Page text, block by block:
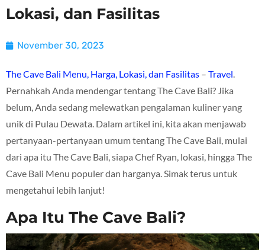
Lokasi, dan Fasilitas
November 30, 2023
The Cave Bali Menu, Harga, Lokasi, dan Fasilitas – Travel.
Pernahkah Anda mendengar tentang The Cave Bali? Jika
belum, Anda sedang melewatkan pengalaman kuliner yang
unik di Pulau Dewata. Dalam artikel ini, kita akan menjawab
pertanyaan-pertanyaan umum tentang The Cave Bali, mulai
dari apa itu The Cave Bali, siapa Chef Ryan, lokasi, hingga The
Cave Bali Menu populer dan harganya. Simak terus untuk
mengetahui lebih lanjut!
Apa Itu The Cave Bali?